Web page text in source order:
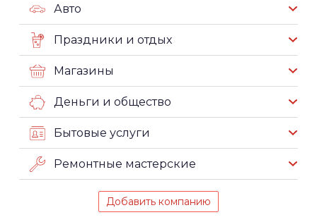
Авто
Праздники и отдых
Магазины
Деньги и общество
Бытовые услуги
Ремонтные мастерские
Добавить компанию